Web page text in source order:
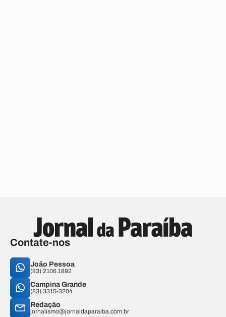
Contate-nos
João Pessoa
(83) 2106.1892
Campina Grande
(83) 3315-3204
Redação
jornalismo@jornaldaparaiba.com.br